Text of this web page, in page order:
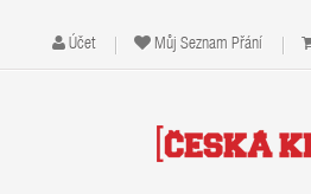
Účet Můj Seznam Přání